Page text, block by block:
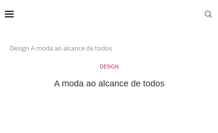
Design A moda ao alcance de todos
DESIGN
A moda ao alcance de todos